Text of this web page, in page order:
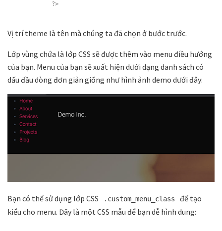
?>
Vị trí theme là tên mà chúng ta đã chọn ở bước trước.
Lớp vùng chứa là lớp CSS sẽ được thêm vào menu điều hướng
của bạn. Menu của bạn sẽ xuất hiện dưới dạng danh sách có
dấu đầu dòng đơn giản giống như hình ảnh demo dưới đây:
Bạn có thể sử dụng lớp CSS .custom_menu_class
để tạo
kiểu cho menu. Đây là một CSS mẫu để bạn dễ hình dung: